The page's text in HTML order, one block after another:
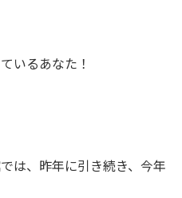
いるあなた！
は、昨年に引き続き、今年